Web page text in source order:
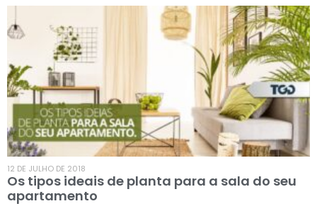
12 DE JULHO DE 2018
Os tipos ideais de planta para a sala do seu
apartamento